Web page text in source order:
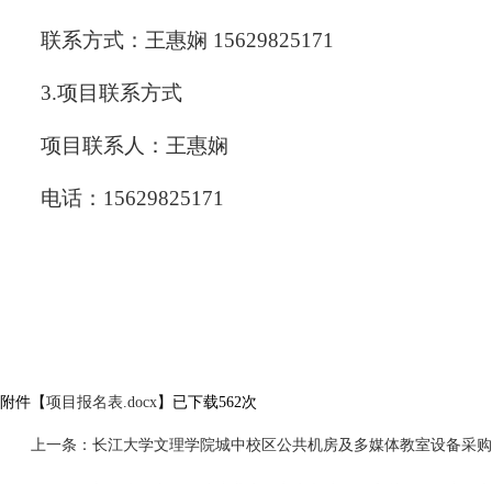
联系方式：王惠娴 15629825171
3.项目联系方式
项目联系人：王惠娴
电话：15629825171
附件【项目报名表.docx】已下载562次
上一条： 长江大学文理学院城中校区公共机房及多媒体教室设备采